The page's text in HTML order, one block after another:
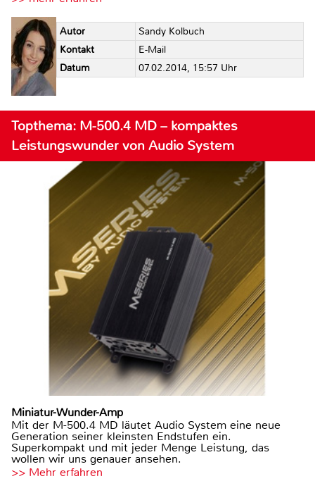
Autor
Sandy Kolbuch
Kontakt
E-Mail
Datum
07.02.2014, 15:57 Uhr
Topthema: M-500.4 MD – kompaktes
Leistungswunder von Audio System
Miniatur-Wunder-Amp
Mit der M-500.4 MD läutet Audio System eine neue
Generation seiner kleinsten Endstufen ein.
Superkompakt und mit jeder Menge Leistung, das
wollen wir uns genauer ansehen.
>> Mehr erfahren